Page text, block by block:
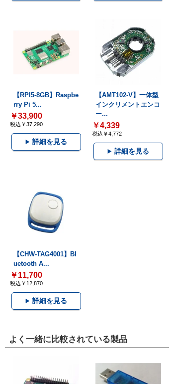
【RPI5-8GB】Raspbe
rry Pi 5...
￥33,900
税込￥37,290
詳細を見る
【AMT102-V】一体型
インクリメントエンコ
ー...
￥4,339
税込￥4,772
詳細を見る
【CHW-TAG4001】Bl
uetooth A...
￥11,700
税込￥12,870
詳細を見る
よく一緒に比較されている製品